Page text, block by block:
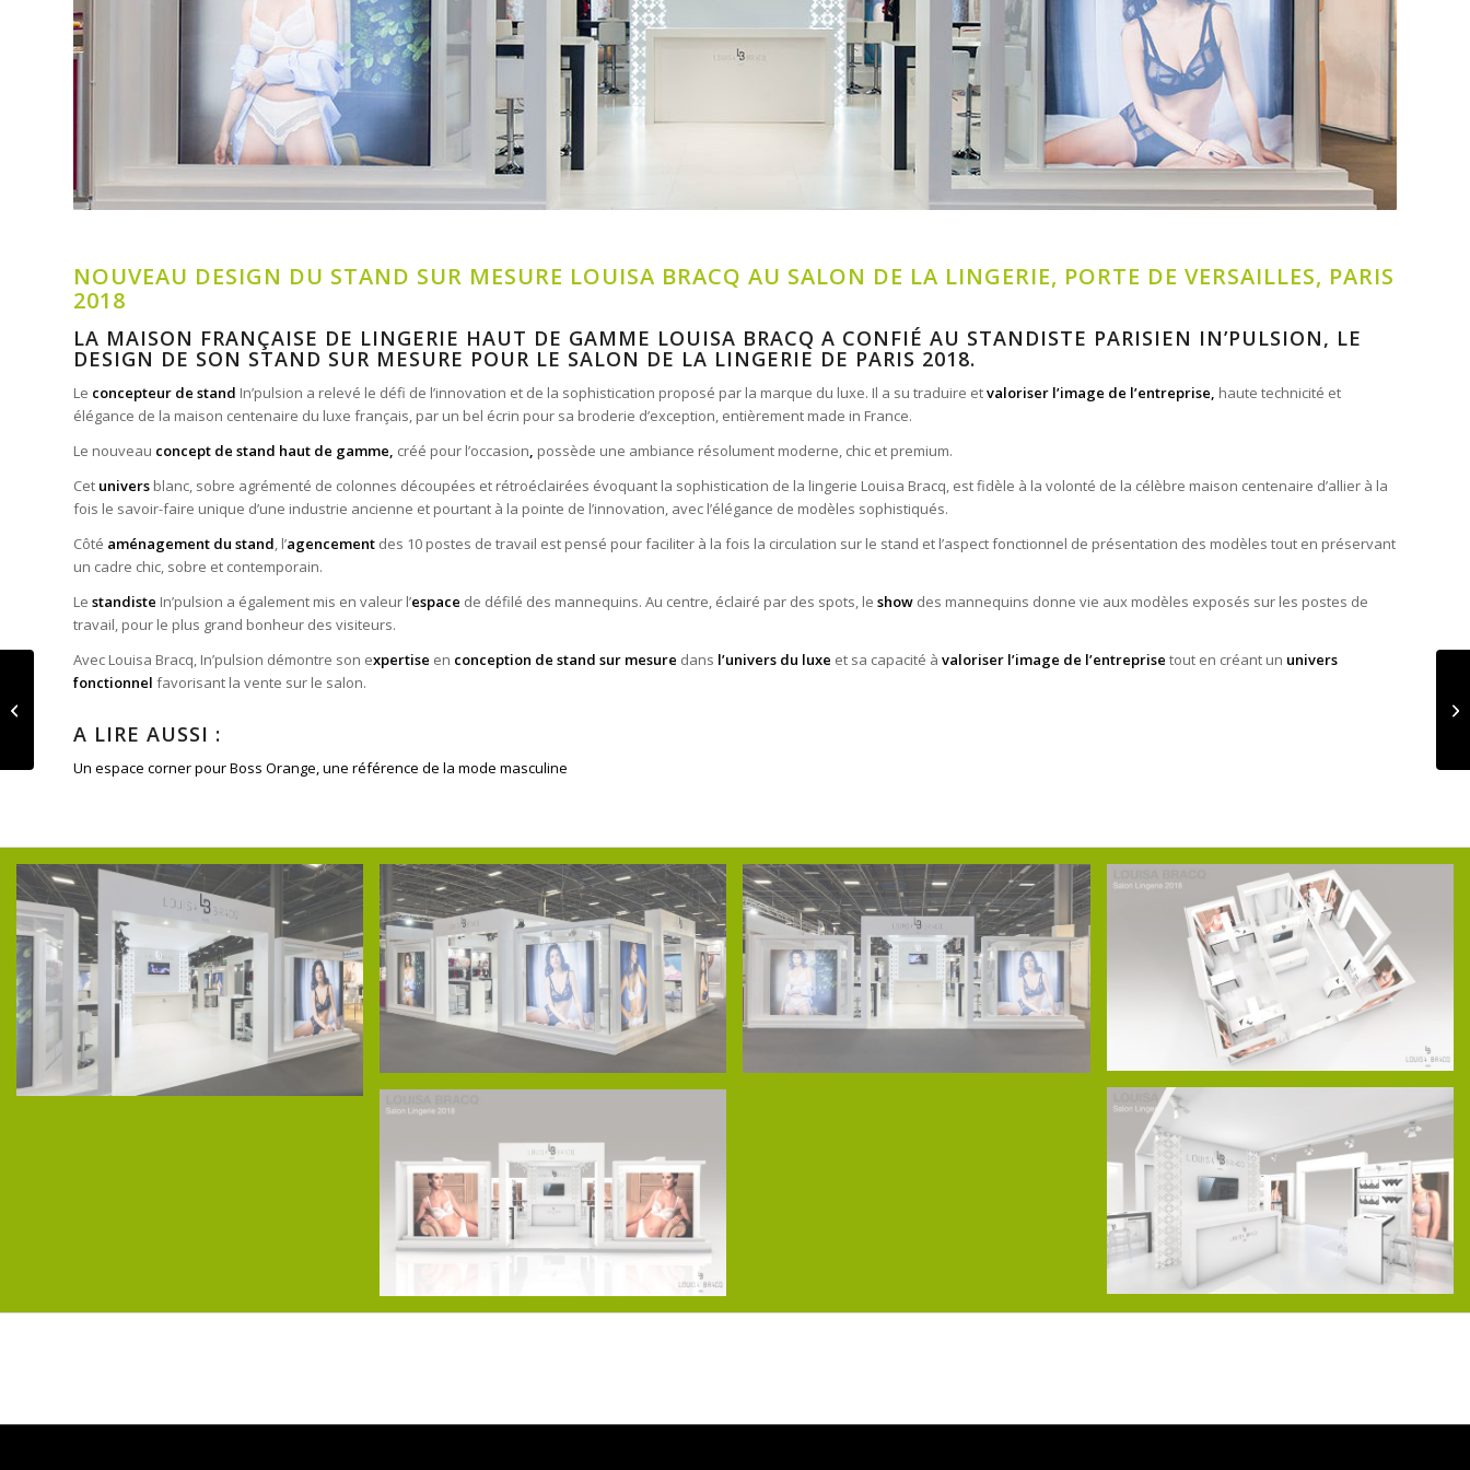
NOUVEAU DESIGN DU STAND SUR MESURE LOUISA BRACQ AU SALON DE LA LINGERIE, PORTE DE VERSAILLES, PARIS
2018
LA MAISON FRANÇAISE DE LINGERIE HAUT DE GAMME LOUISA BRACQ A CONFIÉ AU STANDISTE PARISIEN IN’PULSION, LE
DESIGN DE SON STAND SUR MESURE POUR LE SALON DE LA LINGERIE DE PARIS 2018.
Le concepteur de stand In’pulsion a relevé le défi de l’innovation et de la sophistication proposé par la marque du luxe. Il a su traduire etvaloriser l’image de l’entreprise, haute technicité et
élégance de la maison centenaire du luxe français, par un bel écrin pour sa broderie d’exception, entièrement made in France.
Le nouveau concept de stand haut de gamme, créé pour l’occasion, possède une ambiance résolument moderne, chic et premium.
Cet univers blanc, sobre agrémenté de colonnes découpées et rétroéclairées évoquant la sophistication de la lingerie Louisa Bracq, est fidèle à la volonté de la célèbre maison centenaire d’allier à la
fois le savoir-faire unique d’une industrie ancienne et pourtant à la pointe de l’innovation, avec l’élégance de modèles sophistiqués.
Côté aménagement du stand, l’agencement des 10 postes de travail est pensé pour faciliter à la fois la circulation sur le stand et l’aspect fonctionnel de présentation des modèles tout en préservant
un cadre chic, sobre et contemporain.
Le standiste In’pulsion a également mis en valeur l’espace de défilé des mannequins. Au centre, éclairé par des spots, le show des mannequins donne vie aux modèles exposés sur les postes de
travail, pour le plus grand bonheur des visiteurs.
Avec Louisa Bracq, In’pulsion démontre son expertise en conception de stand sur mesure dans l’univers du luxe et sa capacité à valoriser l’image de l’entreprise tout en créant un univers
fonctionnel favorisant la vente sur le salon.
A LIRE AUSSI :
Un espace corner pour Boss Orange, une référence de la mode masculine